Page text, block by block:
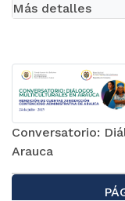
Conversatorio:
Arauca
Más detalles